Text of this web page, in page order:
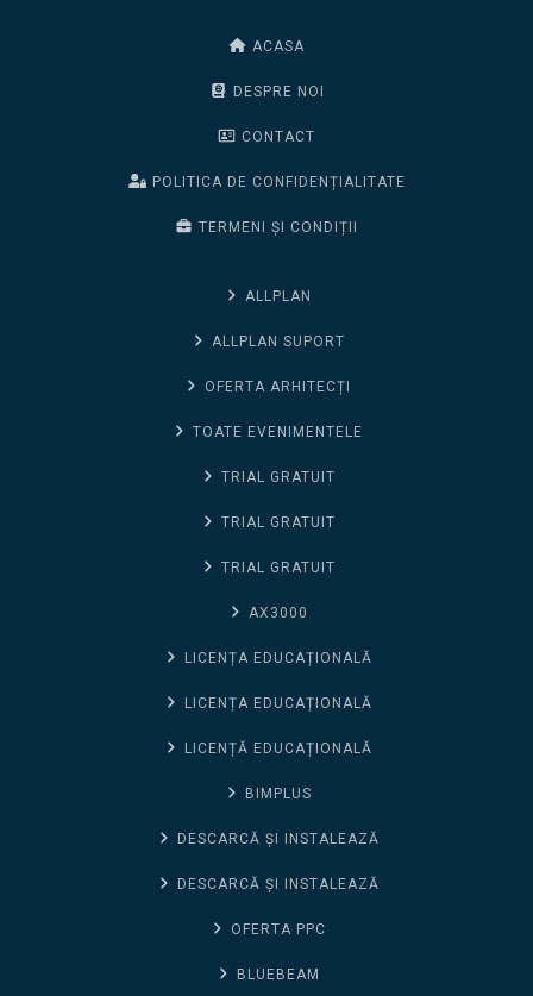
ACASA
DESPRE NOI
CONTACT
POLITICA DE CONFIDENȚIALITATE
TERMENI ȘI CONDIȚII
ALLPLAN
ALLPLAN SUPORT
OFERTA ARHITECȚI
TOATE EVENIMENTELE
TRIAL GRATUIT
TRIAL GRATUIT
TRIAL GRATUIT
AX3000
LICENȚA EDUCAȚIONALĂ
LICENȚA EDUCAȚIONALĂ
LICENȚĂ EDUCAȚIONALĂ
BIMPLUS
DESCARCĂ ȘI INSTALEAZĂ
DESCARCĂ ȘI INSTALEAZĂ
OFERTA PPC
BLUEBEAM